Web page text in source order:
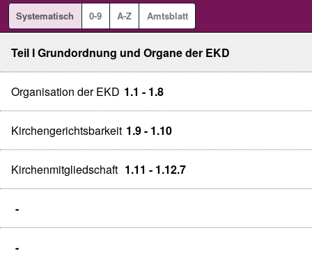
Systematisch 0-9 A-Z Amtsblatt
Teil I Grundordnung und Organe der EKD
Organisation der EKD 1.1 - 1.8
Kirchengerichtsbarkeit 1.9 - 1.10
Kirchenmitgliedschaft 1.11 - 1.12.7
-
-